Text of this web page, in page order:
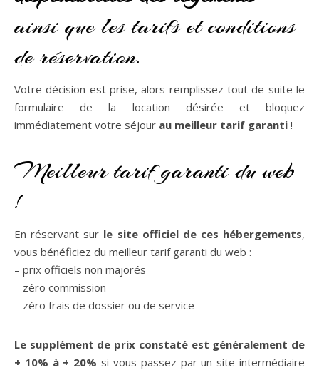
ainsi que les tarifs et conditions
de réservation.
Votre décision est prise, alors remplissez tout de suite le
formulaire de la location désirée et bloquez
immédiatement votre séjour au meilleur tarif garanti !
Meilleur tarif garanti du web
!
En réservant sur le site officiel de ces hébergements,
vous bénéficiez du meilleur tarif garanti du web :
– prix officiels non majorés
– zéro commission
– zéro frais de dossier ou de service
Le supplément de prix constaté est généralement de
+ 10% à + 20% si vous passez par un site intermédiaire